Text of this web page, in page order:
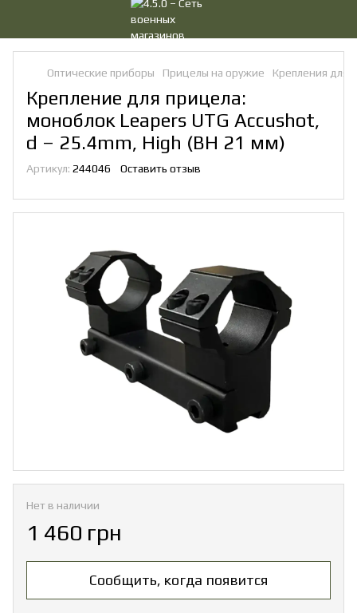
Оптические приборы Прицелы на оружие Крепления для
Крепление для прицела:
моноблок Leapers UTG Accushot,
d – 25.4mm, High (BH 21 мм)
Артикул: 244046 Оставить отзыв
Нет в наличии
1 460 грн
Сообщить, когда появится